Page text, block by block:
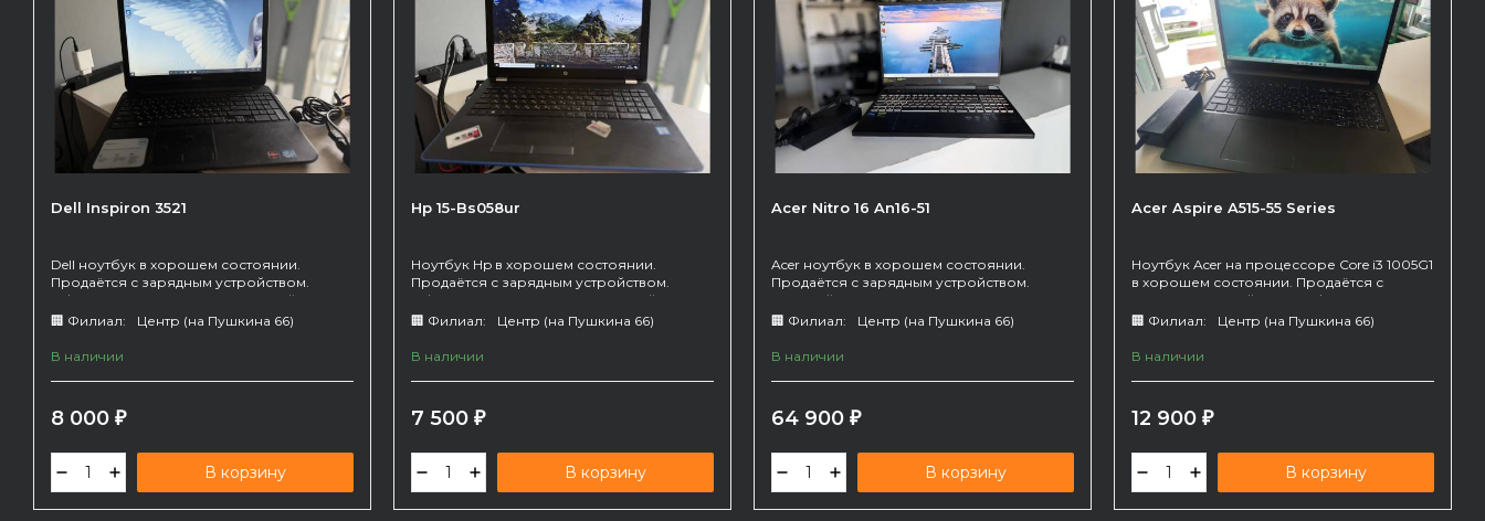
Dell Inspiron 3521
Dell ноутбук в хорошем состоянии.
Продаётся с зарядным устройством.
Офисного типа, прекрасно подойдет для
работы/учебы. Батарею держит.
🏢 Филиал: Центр (на Пушкина 66)
В наличии
8 000 ₽
В корзину
Hp 15-Bs058ur
Ноутбук Hp в хорошем состоянии.
Продаётся с зарядным устройством.
Офисного типа, прекрасно подойдет для
работы/учебы. Работает от сети (батарею
🏢 Филиал: Центр (на Пушкина 66)
В наличии
7 500 ₽
В корзину
Acer Nitro 16 An16-51
Acer ноутбук в хорошем состоянии.
Продаётся с зарядным устройством.
Игровой вариант. Батарею держит, но
недолго.
🏢 Филиал: Центр (на Пушкина 66)
В наличии
64 900 ₽
В корзину
Acer Aspire A515-55 Series
Ноутбук Acer на процессоре Core i3 1005G1
в хорошем состоянии. Продаётся с
зарядным устройством. Офисного типа,
прекрасно подойдет для работы/учебы.
🏢 Филиал: Центр (на Пушкина 66)
В наличии
12 900 ₽
В корзину